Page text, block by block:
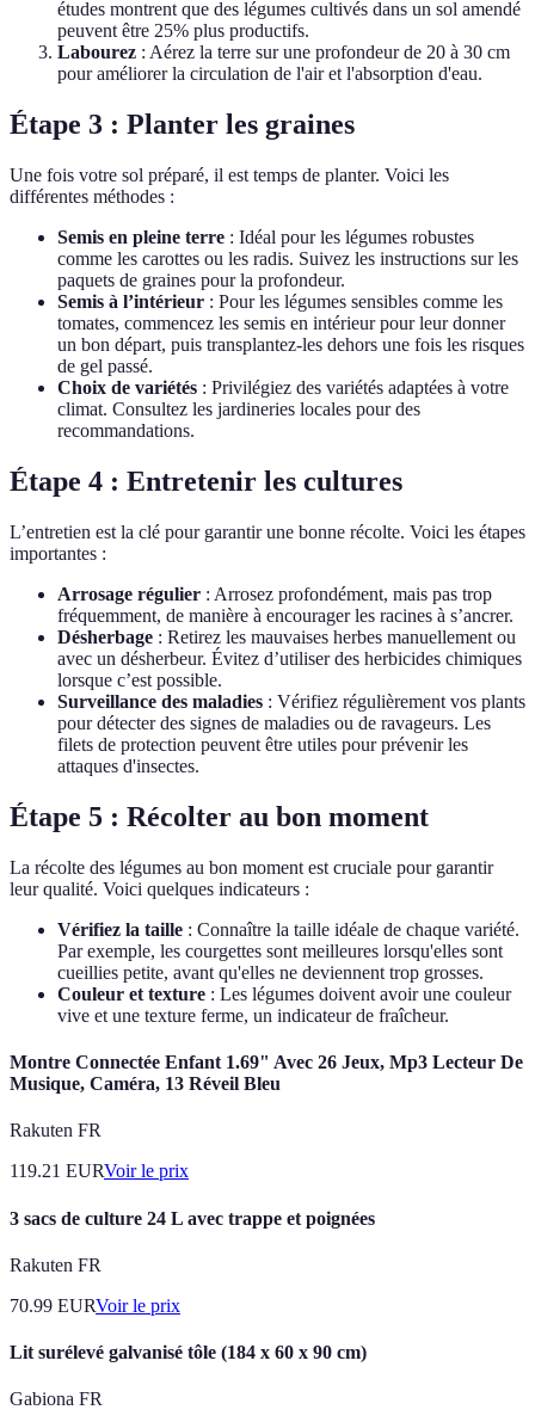
études montrent que des légumes cultivés dans un sol amendé
peuvent être 25% plus productifs.
Labourez : Aérez la terre sur une profondeur de 20 à 30 cm
pour améliorer la circulation de l'air et l'absorption d'eau.
Étape 3 : Planter les graines
Une fois votre sol préparé, il est temps de planter. Voici les
différentes méthodes :
Semis en pleine terre : Idéal pour les légumes robustes
comme les carottes ou les radis. Suivez les instructions sur les
paquets de graines pour la profondeur.
Semis à l’intérieur : Pour les légumes sensibles comme les
tomates, commencez les semis en intérieur pour leur donner
un bon départ, puis transplantez-les dehors une fois les risques
de gel passé.
Choix de variétés : Privilégiez des variétés adaptées à votre
climat. Consultez les jardineries locales pour des
recommandations.
Étape 4 : Entretenir les cultures
L’entretien est la clé pour garantir une bonne récolte. Voici les étapes
importantes :
Arrosage régulier : Arrosez profondément, mais pas trop
fréquemment, de manière à encourager les racines à s’ancrer.
Désherbage : Retirez les mauvaises herbes manuellement ou
avec un désherbeur. Évitez d’utiliser des herbicides chimiques
lorsque c’est possible.
Surveillance des maladies : Vérifiez régulièrement vos plants
pour détecter des signes de maladies ou de ravageurs. Les
filets de protection peuvent être utiles pour prévenir les
attaques d'insectes.
Étape 5 : Récolter au bon moment
La récolte des légumes au bon moment est cruciale pour garantir
leur qualité. Voici quelques indicateurs :
Vérifiez la taille : Connaître la taille idéale de chaque variété.
Par exemple, les courgettes sont meilleures lorsqu'elles sont
cueillies petite, avant qu'elles ne deviennent trop grosses.
Couleur et texture : Les légumes doivent avoir une couleur
vive et une texture ferme, un indicateur de fraîcheur.
Montre Connectée Enfant 1.69" Avec 26 Jeux, Mp3 Lecteur De
Musique, Caméra, 13 Réveil Bleu
Rakuten FR
119.21 EURVoir le prix
3 sacs de culture 24 L avec trappe et poignées
Rakuten FR
70.99 EURVoir le prix
Lit surélevé galvanisé tôle (184 x 60 x 90 cm)
Gabiona FR